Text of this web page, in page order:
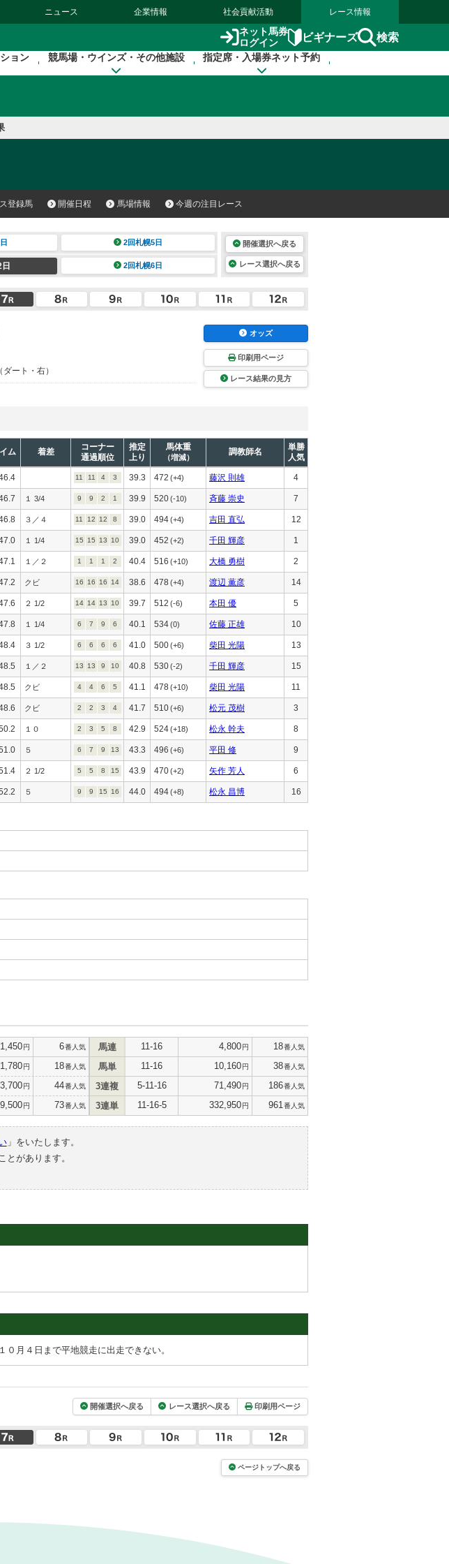
ニュース 企業情報 社会貢献活動 レース情報
ネット馬券
ログイン
ビギナーズ 検索
ョン 競馬場・ウインズ・その他施設 指定席・入場券ネット予約
登録馬 開催日程 馬場情報 今週の注目レース
2回札幌5日
2回札幌6日
開催選択へ戻る
レース選択へ戻る
（ダート・右）
オッズ
印刷用ページ
レース結果の見方
ム 着差
コーナー
通過順位
推定
上り
馬体重
（増減）
調教師名
単勝
人気
11 11 4 3 39.3 472 (+4) 藤沢 則雄 4
１ 3/4 9 9 2 1 39.9 520(-10) 斉藤 崇史 7
３／４ 11 12 12 8 39.0 494(+4) 吉田 直弘 12
１ 1/4 15 15 13 10 39.0 452 (+2) 千田 輝彦 1
１／２ 1 1 1 2 40.4 516 (+10) 大橋 勇樹 2
クビ 16 16 16 14 38.6 478 (+4) 渡辺 薫彦 14
２ 1/2 14 14 13 10 39.7 512 (-6) 本田 優 5
１ 1/4 6 7 9 6 40.1 534(0) 佐藤 正雄 10
３ 1/2 6 6 6 6 41.0 500(+6) 柴田 光陽 13
１／２ 13 13 9 10 40.8 530(-2) 千田 輝彦 15
クビ 4 4 6 5 41.1 478(+10) 柴田 光陽 11
クビ 2 2 3 4 41.7 510(+6) 松元 茂樹 3
１０ 2 3 5 8 42.9 524(+18) 松永 幹夫 8
５ 6 7 9 13 43.3 496 (+6) 平田 修 9
２ 1/2 5 5 8 15 43.9 470(+2) 矢作 芳人 6
５ 9 9 15 16 44.0 494(+8) 松永 昌博 16
1,450円 6番人気
1,780円 18番人気
3,700円 44番人気
9,500円 73番人気
馬連 11-16 4,800円 18番人気
馬単 11-16 10,160円 38番人気
3連複 5-11-16 71,490円 186番人気
3連単 11-16-5 332,950円 961 番人気
」をいたします。
とがあります。
月４日まで平地競走に出走できない。
開催選択へ戻る レース選択へ戻る 印刷用ページ
ページトップへ戻る